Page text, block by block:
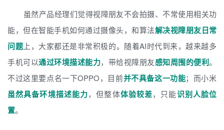
虽然产品经理们觉得视障朋友不会拍摄、不常使用相关功
能，但在智能手机如何通过摄像头，和算法解决视障朋友日常
问题 上，大家都还是非常积极的。随着AI时代到来，越来越多
手机可以通过环境描述能力，带给视障朋友感知周围的便利。
不过这里要点名一下OPPO，目前并不具备这一功能；而小米
虽然具备环境描述能力，但整体体验较差，只能识别人脸位
置。